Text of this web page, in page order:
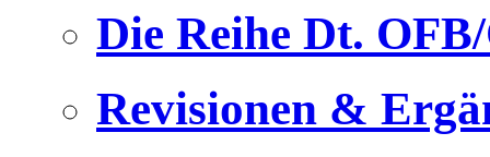
Die Reihe Dt.
Revisionen &